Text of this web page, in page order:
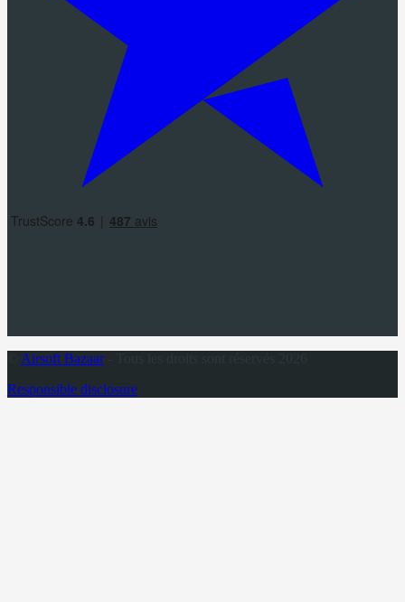
Airsoft Bazaar- Tous les droits sont réservés 2026
Responsible disclosure